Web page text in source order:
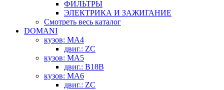
ФИЛЬТРЫ
ЭЛЕКТРИКА И ЗАЖИГАНИЕ
Смотреть весь каталог
DOMANI
кузов: MA4
двиг.: ZC
кузов: MA5
двиг.: B18B
кузов: MA6
двиг.: ZC